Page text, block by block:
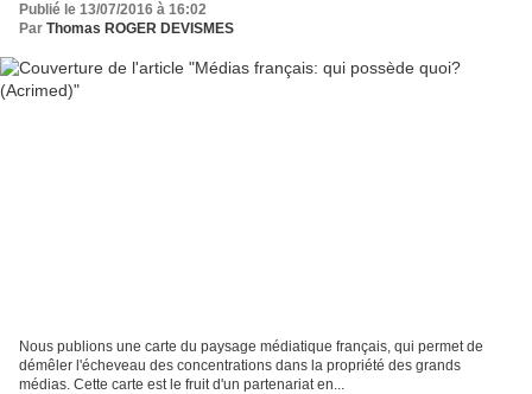
Publié le 13/07/2016 à 16:02
Par Thomas ROGER DEVISMES
Nous publions une carte du paysage médiatique français, qui permet de
démêler l'écheveau des concentrations dans la propriété des grands
médias. Cette carte est le fruit d'un partenariat en...